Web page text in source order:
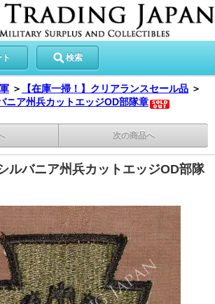
検索
＞ 【在庫一掃！】クリアランスセール品 ＞
ニア州兵カットエッジOD部隊章
次の商品へ
ルバニア州兵カットエッジOD部隊